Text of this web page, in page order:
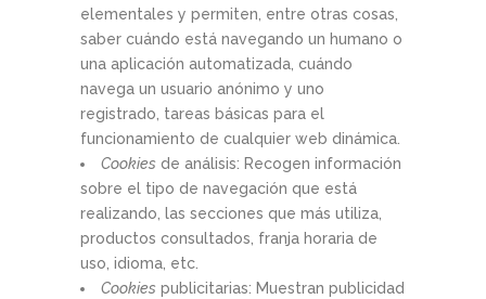
elementales y permiten, entre otras cosas,
saber cuándo está navegando un humano o
una aplicación automatizada, cuándo
navega un usuario anónimo y uno
registrado, tareas básicas para el
funcionamiento de cualquier web dinámica.
Cookies de análisis: Recogen información
sobre el tipo de navegación que está
realizando, las secciones que más utiliza,
productos consultados, franja horaria de
uso, idioma, etc.
Cookies publicitarias: Muestran publicidad